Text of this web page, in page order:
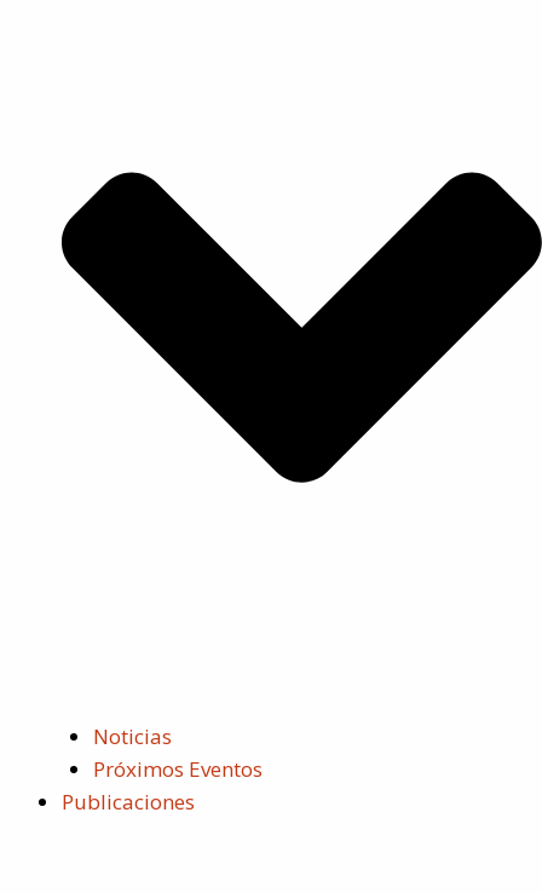
Noticias
Próximos Eventos
Publicaciones